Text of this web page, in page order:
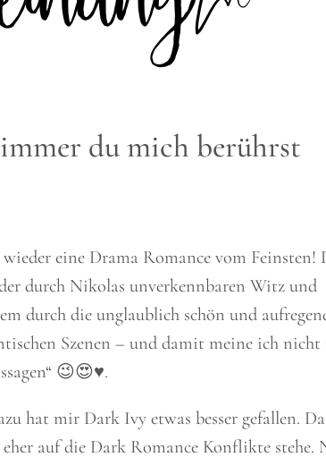
du mich berührst
eine Drama Romance vom Feinsten!
durch Nikolas unverkennbaren Witz und
durch die unglaublich schön und
Szenen – und damit meine ich
😉😍♥️.
hat mir Dark Ivy etwas besser gefallen.
auf die Dark Romance Konflikte stehe.